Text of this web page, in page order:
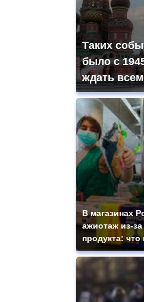
Таких
было с
ждать
В магазинах
ажиотаж из-за
продукта: что